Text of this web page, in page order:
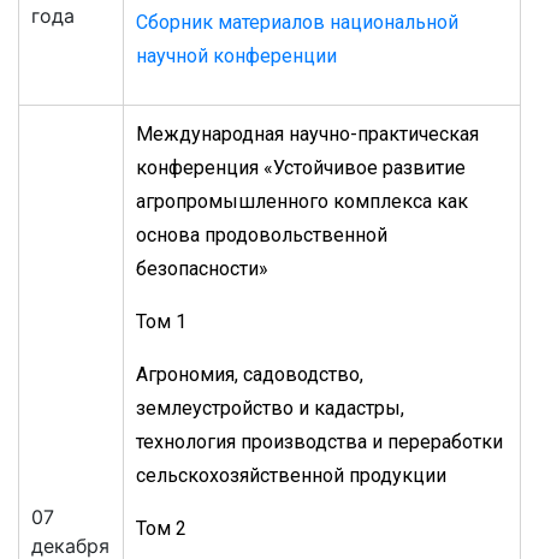
года
Сборник материалов национальной
научной конференции
07
декабря
Международная научно-практическая
конференция «Устойчивое развитие
агропромышленного комплекса как
основа продовольственной
безопасности»
Том 1
Агрономия, садоводство,
землеустройство и кадастры,
технология производства и переработки
сельскохозяйственной продукции
Том 2